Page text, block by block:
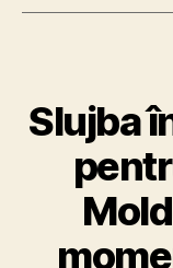
Slujba